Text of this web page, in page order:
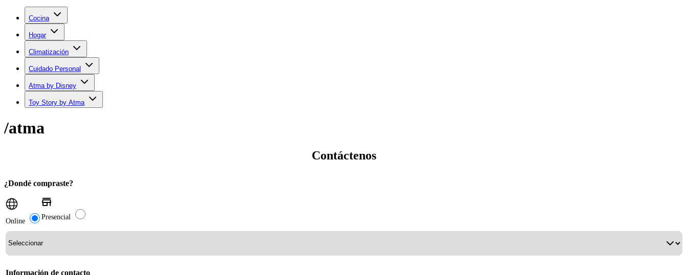
Cocina
Hogar
Climatización
Cuidado Personal
Atma by Disney
Toy Story by Atma
/atma
Contáctenos
¿Dondé compraste?
Online
Presencial
Información de contacto